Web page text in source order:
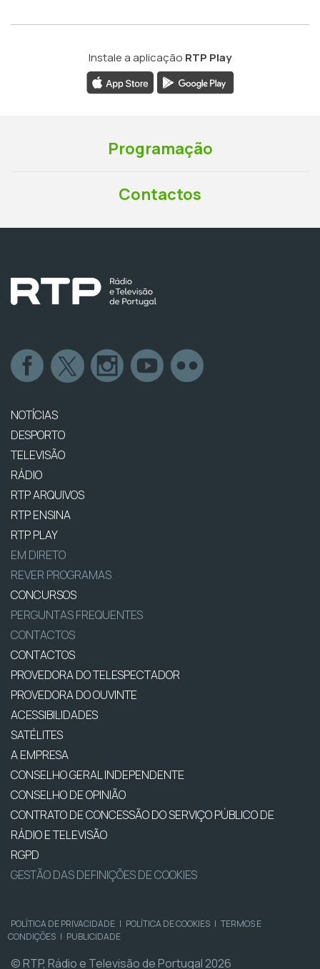
Instale a aplicação RTP Play
Programação
Contactos
NOTÍCIAS
DESPORTO
TELEVISÃO
RÁDIO
RTP ARQUIVOS
RTP ENSINA
RTP PLAY
EM DIRETO
REVER PROGRAMAS
CONCURSOS
PERGUNTAS FREQUENTES
CONTACTOS
CONTACTOS
PROVEDORA DO TELESPECTADOR
PROVEDORA DO OUVINTE
ACESSIBILIDADES
SATÉLITES
A EMPRESA
CONSELHO GERAL INDEPENDENTE
CONSELHO DE OPINIÃO
CONTRATO DE CONCESSÃO DO SERVIÇO PÚBLICO DE
RÁDIO E TELEVISÃO
RGPD
GESTÃO DAS DEFINIÇÕES DE COOKIES
POLÍTICA DE PRIVACIDADE | POLÍTICA DE COOKIES | TERMOS E
CONDIÇÕES | PUBLICIDADE
© RTP, Rádio e Televisão de Portugal 2026